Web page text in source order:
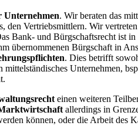
Unternehmen. Wir beraten das
Vertriebsmittlern. Wir
Bank- und Bürgschaftsrecht ist
übernommenen Bürgschaft in
. Dies betrifft
Unternehmen,
einen weiteren
allerdings in
können, oder die Arbeit des